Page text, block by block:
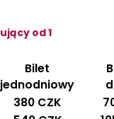
od 1
Bilet
jednodniowy
380 CZK